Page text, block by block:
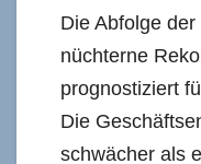
Die Abfolge
nüchterne
prognostiziert
Die
schwächer als